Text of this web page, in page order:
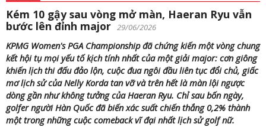
Kém 10 gậy sau vòng mở màn, Haeran Ryu vẫn
bước lên đỉnh major 29/06/2026
KPMG Women's PGA Championship đã chứng kiến một vòng chung
kết hội tụ mọi yếu tố kịch tính nhất của một giải major: cơn giông
khiến lịch thi đấu đảo lộn, cuộc đua ngôi đầu liên tục đổi chủ, giấc
mơ lịch sử của Nelly Korda tan vỡ và trên hết là màn lội ngược
dòng gần như không tưởng của Haeran Ryu. Chỉ sau bốn ngày,
golfer người Hàn Quốc đã biến xác suất chiến thắng 0,2% thành
một trong những cuộc comeback vĩ đại nhất lịch sử golf nữ.